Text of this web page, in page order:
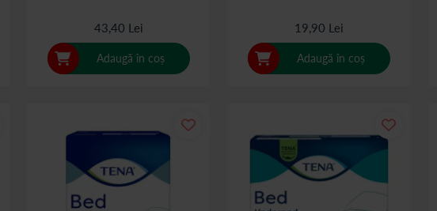
43,40 Lei
Adaugă în coș
19,90 Lei
Adaugă în coș